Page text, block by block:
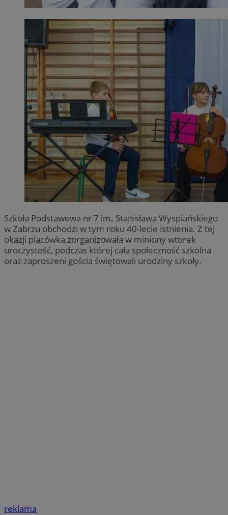
Szkoła Podstawowa nr 7 im. Stanisława Wyspiańskiego
w Zabrzu obchodzi w tym roku 40-lecie istnienia. Z tej
okazji placówka zorganizowała w miniony wtorek
uroczystość, podczas której cała społeczność szkolna
oraz zaproszeni gościa świętowali urodziny szkoły.
reklama